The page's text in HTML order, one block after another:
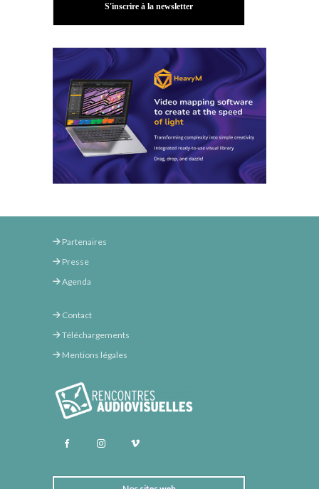
S'inscrire à la newsletter
Partenaires
Presse
Agenda
Contact
Téléchargements
Mentions légales